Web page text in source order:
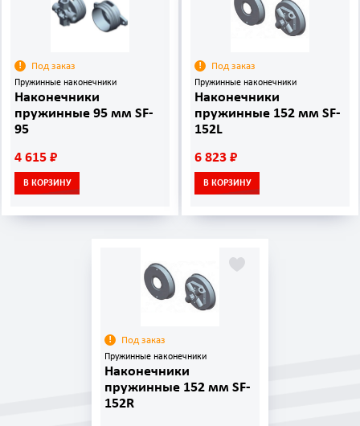
Под заказ
Пружинные наконечники
Наконечники
пружинные 95 мм SF-
95
4 615 ₽
В КОРЗИНУ
Под заказ
Пружинные наконечники
Наконечники
пружинные 152 мм SF-
152L
6 823 ₽
В КОРЗИНУ
Под заказ
Пружинные наконечники
Наконечники
пружинные 152 мм SF-
152R